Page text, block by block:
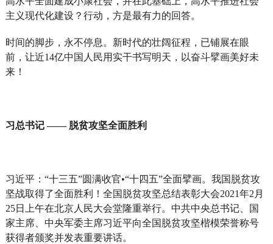
主义现代化建设？行动，方是最有力的回答。
时间的脚步，永不停息。新时代的壮阔征程，已铺展在眼
前，让近14亿中国人民用实干书写明天，以奋斗擘画美好未
来！
习总书记 —— 脱贫攻坚全面胜利
习近平：“十三五”圆满收官•“十四五”全面擘画。我国脱贫攻
坚战取得了全面胜利！全国脱贫攻坚总结表彰大会2021年2月
25日上午在北京人民大会堂隆重举行。中共中央总书记、国
家主席、中央军委主席习近平向全国脱贫攻坚楷模荣誉称号
获得者颁奖并发表重要讲话。